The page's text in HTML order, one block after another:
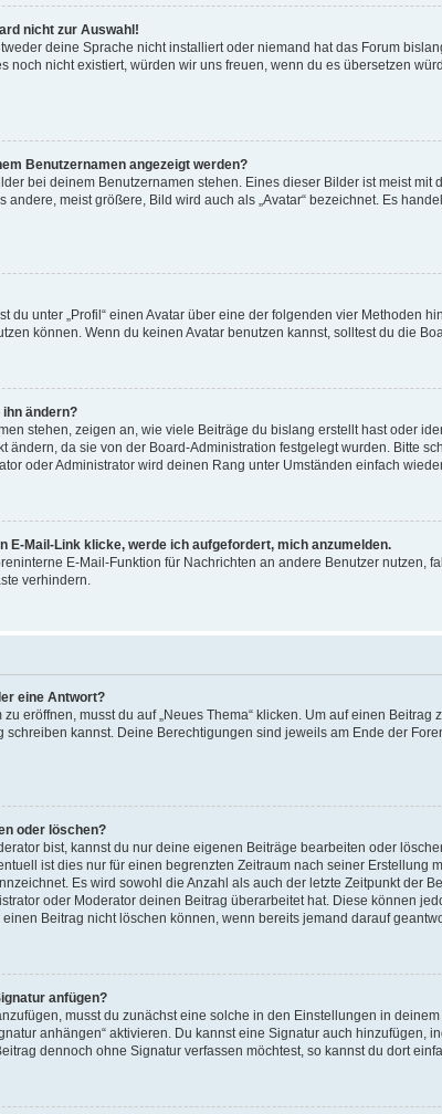
nicht zur Auswahl!
deine Sprache nicht installiert oder niemand hat das Forum
noch nicht existiert, würden wir uns freuen, wenn du es übersetzen
Benutzernamen angezeigt werden?
bei deinem Benutzernamen stehen. Eines dieser Bilder ist meist
andere, meist größere, Bild wird auch als „Avatar“ bezeichnet. Es
du unter „Profil“ einen Avatar über eine der folgenden vier Methoden
können. Wenn du keinen Avatar benutzen kannst, solltest du die
ihn ändern?
stehen, zeigen an, wie viele Beiträge du bislang erstellt hast oder
ändern, da sie von der Board-Administration festgelegt wurden. Bitte
oder Administrator wird deinen Rang unter Umständen einfach
E-Mail-Link klicke, werde ich aufgefordert, mich anzumelden.
E-Mail-Funktion für Nachrichten an andere Benutzer
verhindern.
eine Antwort?
eröffnen, musst du auf „Neues Thema“ klicken. Um auf einen
kannst. Deine Berechtigungen sind jeweils am Ende der
oder löschen?
bist, kannst du nur deine eigenen Beiträge bearbeiten oder
ist dies nur für einen begrenzten Zeitraum nach seiner
Es wird sowohl die Anzahl als auch der letzte Zeitpunkt der
oder Moderator deinen Beitrag überarbeitet hat. Diese können
Beitrag nicht löschen können, wenn bereits jemand darauf
anfügen?
musst du zunächst eine solche in den Einstellungen in
anhängen“ aktivieren. Du kannst eine Signatur auch
dennoch ohne Signatur verfassen möchtest, so kannst du dort